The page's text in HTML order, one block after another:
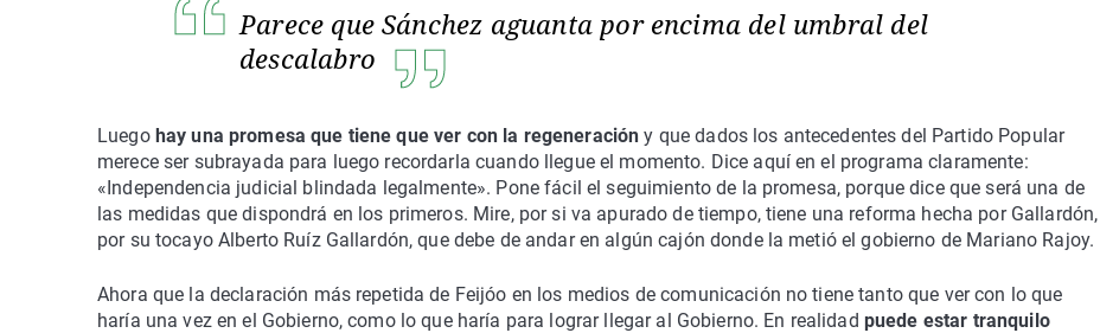
Parece que Sánchez aguanta por encima del umbral del
descalabro
Luego hay una promesa que tiene que ver con la regeneración y que dados los antecedentes del Partido Popular
merece ser subrayada para luego recordarla cuando llegue el momento. Dice aquí en el programa claramente:
«Independencia judicial blindada legalmente». Pone fácil el seguimiento de la promesa, porque dice que será una de
las medidas que dispondrá en los primeros. Mire, por si va apurado de tiempo, tiene una reforma hecha por Gallardón,
por su tocayo Alberto Ruíz Gallardón, que debe de andar en algún cajón donde la metió el gobierno de Mariano Rajoy.
Ahora que la declaración más repetida de Feijóo en los medios de comunicación no tiene tanto que ver con lo que
haría una vez en el Gobierno, como lo que haría para lograr llegar al Gobierno. En realidad puede estar tranquilo